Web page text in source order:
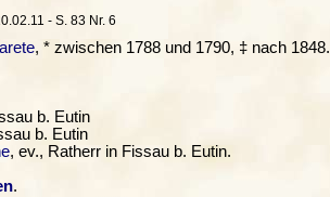
- S. 83 Nr. 6
, * zwischen 1788 und 1790, ‡ nach 1848.
b. Eutin
b. Eutin
, ev., Ratherr in Fissau b. Eutin.
.